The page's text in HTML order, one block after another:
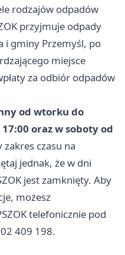
rodzajów odpadów
przyjmuje odpady
i gminy Przemyśl, po
miejsce
za odbiór odpadów
od wtorku do
oraz w soboty od
zakres czasu na
jednak, że w dni
jest zamknięty. Aby
możesz
telefonicznie pod
409 198.